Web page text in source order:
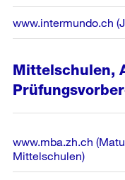
www.intermundo.ch
Mittelschulen,
www.mba.zh.ch
Mittelschulen)